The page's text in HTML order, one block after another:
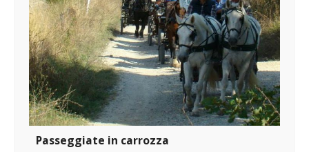
Passeggiate in carrozza